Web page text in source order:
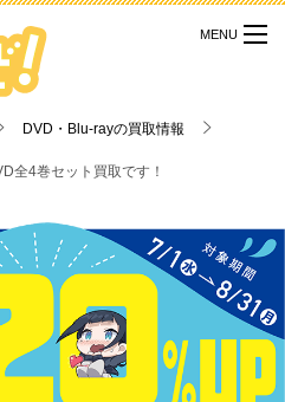
DVD・Blu-rayの買取情報
全4巻セット買取です！